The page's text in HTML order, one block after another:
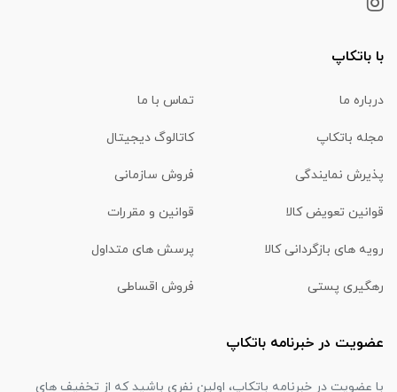
با باتکاپ
درباره ما تماس با ما
مجله باتکاپ کاتالوگ دیجیتال
پذیرش نمایندگی فروش سازمانی
قوانین تعویض کالا قوانین و مقررات
رویه های بازگردانی کالا پرسش های متداول
رهگیری پستی فروش اقساطی
عضویت در خبرنامه باتکاپ
با عضویت در خبرنامه باتکاپ، اولین نفری باشید که از تخفیف های